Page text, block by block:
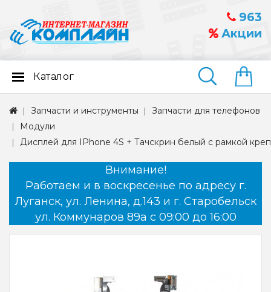
963
Акции
Найти
Каталог
Запчасти и инструменты
Запчасти для телефонов
Модули
Дисплей для IPhone 4S + Тачскрин белый с рамкой
Внимание!
Работаем и в воскресенье по адресу г.
Луганск, ул. Ленина, д.143 и г. Старобельск
ул. Коммунаров 89а с 09:00 до 16:00